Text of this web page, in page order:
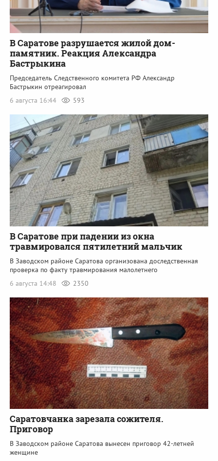
В Саратове разрушается жилой дом-
памятник. Реакция Александра
Бастрыкина
Председатель Следственного комитета РФ Александр
Бастрыкин отреагировал
6 августа 16:44
593
В Саратове при падении из окна
травмировался пятилетний мальчик
В Заводском районе Саратова организована доследственная
проверка по факту травмирования малолетнего
6 августа 14:48
2350
Саратовчанка зарезала сожителя.
Приговор
В Заводском районе Саратова вынесен приговор 42-летней
женщине